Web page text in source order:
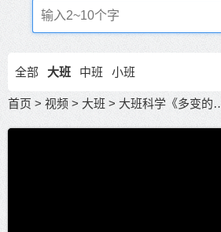
全部 大班 中班 小班
首页 > 视频 > 大班 > 大班科学《多变的结果